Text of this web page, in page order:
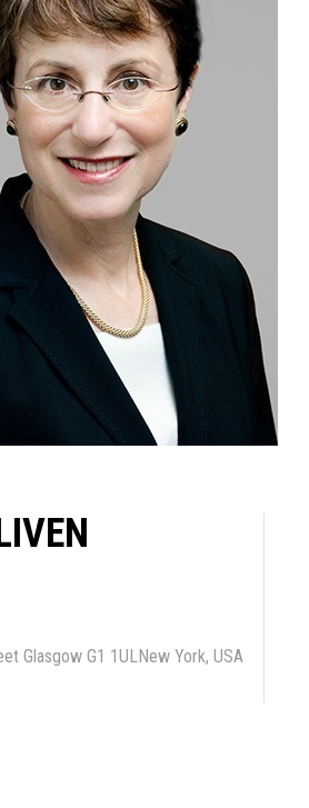
Glasgow G1 1ULNew York, USA